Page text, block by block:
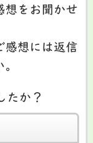
想をお聞かせ
感想には返信
たか？